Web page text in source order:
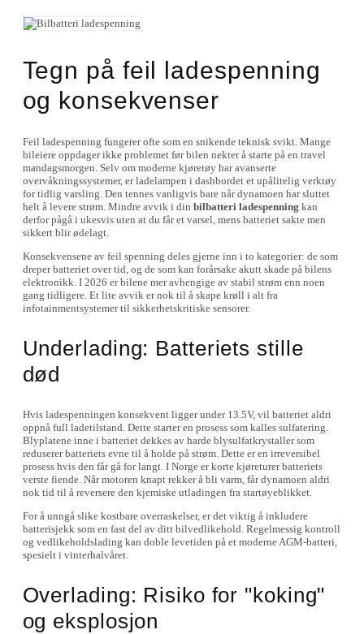
Tegn på feil ladespenning
og konsekvenser
Feil ladespenning fungerer ofte som en snikende teknisk svikt. Mange
bileiere oppdager ikke problemet før bilen nekter å starte på en travel
mandagsmorgen. Selv om moderne kjøretøy har avanserte
overvåkningssystemer, er ladelampen i dashbordet et upålitelig verktøy
for tidlig varsling. Den tennes vanligvis bare når dynamoen har sluttet
helt å levere strøm. Mindre avvik i din bilbatteri ladespenning kan
derfor pågå i ukesvis uten at du får et varsel, mens batteriet sakte men
sikkert blir ødelagt.
Konsekvensene av feil spenning deles gjerne inn i to kategorier: de som
dreper batteriet over tid, og de som kan forårsake akutt skade på bilens
elektronikk. I 2026 er bilene mer avhengige av stabil strøm enn noen
gang tidligere. Et lite avvik er nok til å skape krøll i alt fra
infotainmentsystemer til sikkerhetskritiske sensorer.
Underlading: Batteriets stille
død
Hvis ladespenningen konsekvent ligger under 13.5V, vil batteriet aldri
oppnå full ladetilstand. Dette starter en prosess som kalles sulfatering.
Blyplatene inne i batteriet dekkes av harde blysulfatkrystaller som
reduserer batteriets evne til å holde på strøm. Dette er en irreversibel
prosess hvis den får gå for langt. I Norge er korte kjøreturer batteriets
verste fiende. Når motoren knapt rekker å bli varm, får dynamoen aldri
nok tid til å reversere den kjemiske utladingen fra startøyeblikket.
For å unngå slike kostbare overraskelser, er det viktig å inkludere
batterisjekk som en fast del av ditt bilvedlikehold. Regelmessig kontroll
og vedlikeholdslading kan doble levetiden på et moderne AGM-batteri,
spesielt i vinterhalvåret.
Overlading: Risiko for "koking"
og eksplosjon